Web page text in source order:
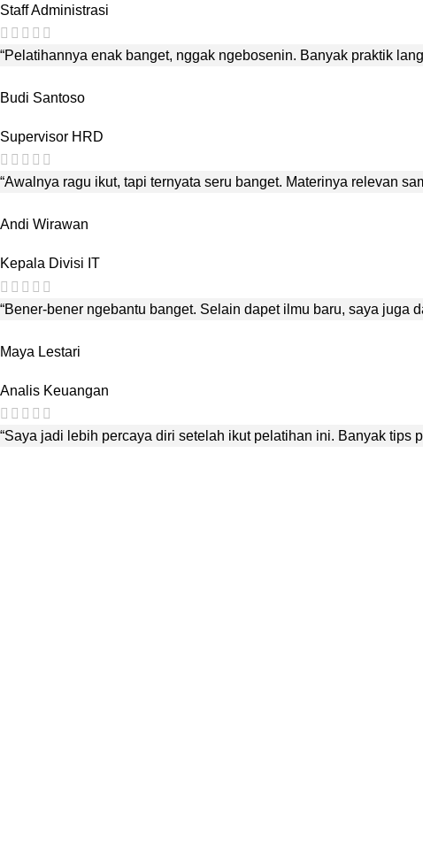
Staff Administrasi
“Pelatihannya enak banget, nggak ngebosenin. Banyak praktik
Budi Santoso
Supervisor HRD
“Awalnya ragu ikut, tapi ternyata seru banget. Materinya relevan
Andi Wirawan
Kepala Divisi IT
“Bener-bener ngebantu banget. Selain dapet ilmu baru, saya juga
Maya Lestari
Analis Keuangan
“Saya jadi lebih percaya diri setelah ikut pelatihan ini. Banyak tips